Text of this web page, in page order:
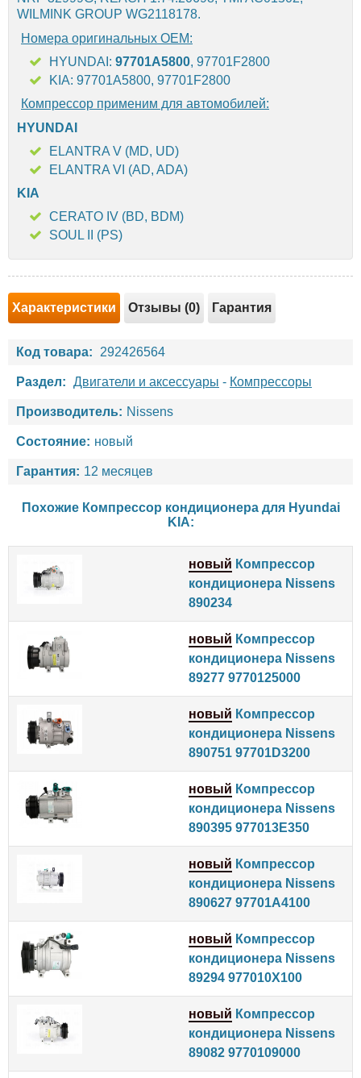
WILMINK GROUP WG2118178.
Номера оригинальных OEM:
HYUNDAI: 97701A5800, 97701F2800
KIA: 97701A5800, 97701F2800
Компрессор применим для автомобилей:
HYUNDAI
ELANTRA V (MD, UD)
ELANTRA VI (AD, ADA)
KIA
CERATO IV (BD, BDM)
SOUL II (PS)
Характеристики Отзывы (0) Гарантия
Код товара: 292426564
Раздел: Двигатели и аксессуары - Компрессоры
Производитель: Nissens
Состояние: новый
Гарантия: 12 месяцев
Похожие Компрессор кондиционера для Hyundai
KIA:
новый Компрессор
кондиционера Nissens
890234
новый Компрессор
кондиционера Nissens
89277 9770125000
новый Компрессор
кондиционера Nissens
890751 97701D3200
новый Компрессор
кондиционера Nissens
890395 977013E350
новый Компрессор
кондиционера Nissens
890627 97701A4100
новый Компрессор
кондиционера Nissens
89294 977010X100
новый Компрессор
кондиционера Nissens
89082 9770109000